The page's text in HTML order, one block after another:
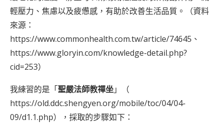
輕壓力、焦慮以及疲憊感，有助於改善生活品質。（資料
來源：
https://www.commonhealth.com.tw/article/74645 、
https://www.gloryin.com/knowledge-detail.php?
cid=253）
我練習的是「聖嚴法師教禪坐」（
https://old.ddc.shengyen.org/mobile/toc/04/04-
09/d1.1.php），採取的步驟如下：